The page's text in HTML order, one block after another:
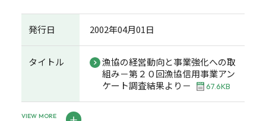
発行日 2002年04月01日
タイトル
漁協の経営動向と事業強化への取
組み－第２０回漁協信用事業アン
ケート調査結果より－
67.6KB
VIEW MORE